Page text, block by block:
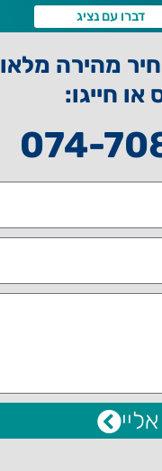
דברו עם נציג
מהירה מלאו
חייגו:
074-